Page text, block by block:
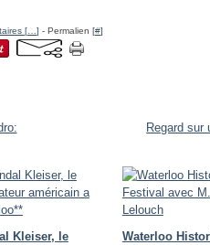
[ ] - Permalien [#]
Regard sur
Kleiser, le
Waterloo